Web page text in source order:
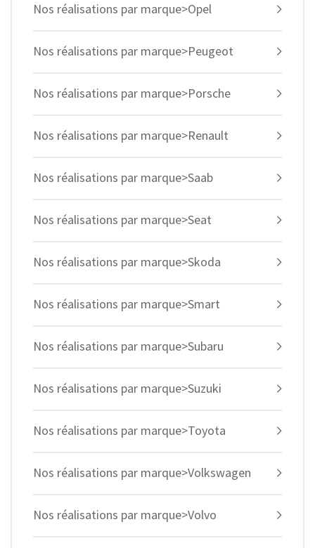
Nos réalisations par marque>Opel
Nos réalisations par marque>Peugeot
Nos réalisations par marque>Porsche
Nos réalisations par marque>Renault
Nos réalisations par marque>Saab
Nos réalisations par marque>Seat
Nos réalisations par marque>Skoda
Nos réalisations par marque>Smart
Nos réalisations par marque>Subaru
Nos réalisations par marque>Suzuki
Nos réalisations par marque>Toyota
Nos réalisations par marque>Volkswagen
Nos réalisations par marque>Volvo